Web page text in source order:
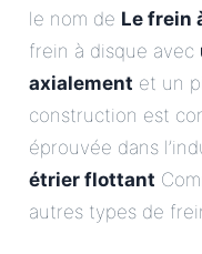
le nom de Le frein
frein à disque avec
axialement et un
construction est
éprouvée dans
étrier flottant
autres types de